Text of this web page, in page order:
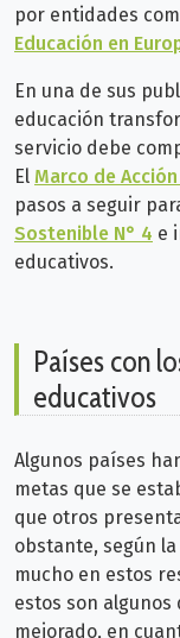
por entidades
Educación en
En una de sus
educación
servicio debe
El Marco de
pasos a seguir
Sostenible N° 4 e
educativos.
Países con
educativos
Algunos países
metas que se
que otros
obstante, según
mucho en estos
estos son
mejorado, en